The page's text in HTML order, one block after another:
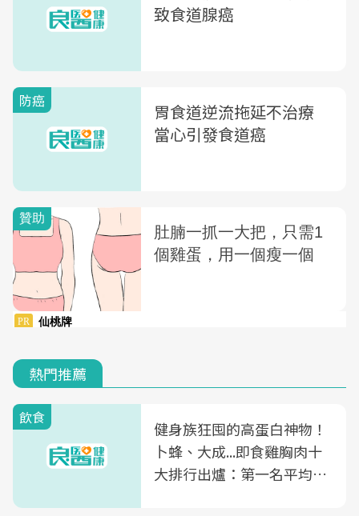
致食道腺癌
防癌
胃食道逆流拖延不治療
當心引發食道癌
熱門推薦
飲食
健身族狂囤的高蛋白神物！
卜蜂、大成...即食雞胸肉十
大排行出爐：第一名平均一